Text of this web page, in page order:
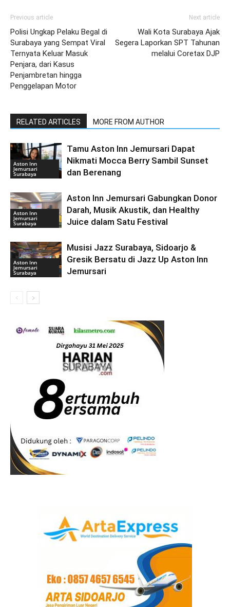
Previous article
Polisi Ungkap Pelaku Begal di
Surabaya yang Sempat Viral
Ternyata Keluar Masuk
Penjara, dari Kasus
Penjambretan hingga
Penggelapan Motor
Next article
Wali Kota Surabaya Ajak
Segera Laporkan SPT Tahunan
melalui Coretax DJP
RELATED ARTICLES MORE FROM AUTHOR
Aston Inn
Jemursari
Surabaya
Tamu Aston Inn Jemursari Dapat
Nikmati Mocca Berry Sambil Sunset
dan Berenang
Aston Inn
Jemursari
Surabaya
Aston Inn Jemursari Gabungkan Donor
Darah, Musik Akustik, dan Healthy
Juice dalam Satu Festival
Aston Inn
Jemursari
Surabaya
Musisi Jazz Surabaya, Sidoarjo &
Gresik Bersatu di Jazz Up Aston Inn
Jemursari